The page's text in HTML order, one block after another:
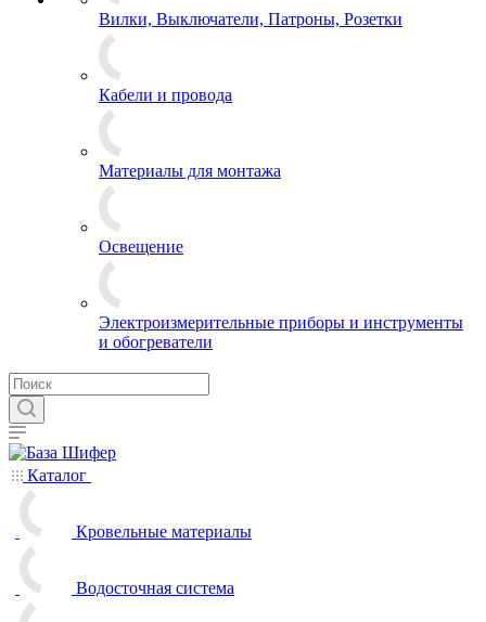
Вилки, Выключатели, Патроны, Розетки
Кабели и провода
Материалы для монтажа
Освещение
Электроизмерительные приборы и инструменты
и обогреватели
Каталог
Кровельные материалы
Водосточная система